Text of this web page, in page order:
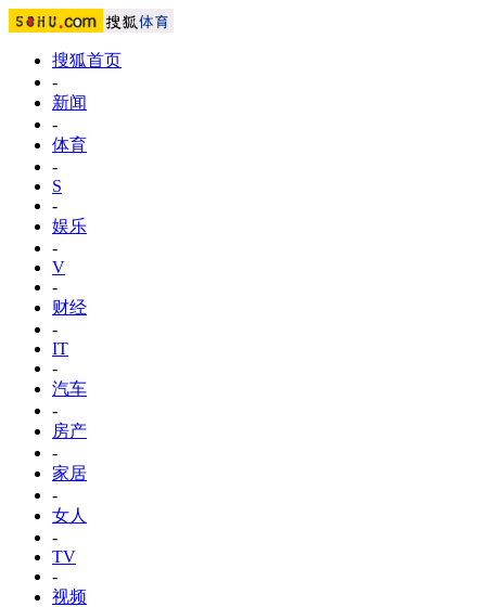
搜狐首页
-
新闻
-
体育
-
S
-
娱乐
-
V
-
财经
-
IT
-
汽车
-
房产
-
家居
-
女人
-
TV
-
视频